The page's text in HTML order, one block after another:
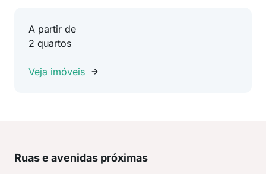
A partir de
2 quartos
Veja imóveis
Ruas e avenidas próximas